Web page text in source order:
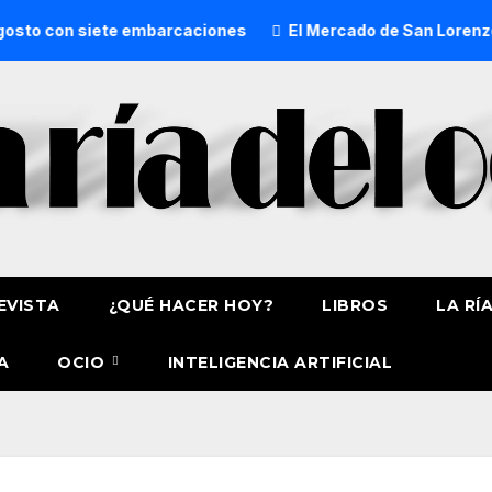
embarcaciones El Mercado de San Lorenzo de
¿QUÉ HACER HOY? LIBROS LA
OCIO INTELIGENCIA ARTIFICIAL